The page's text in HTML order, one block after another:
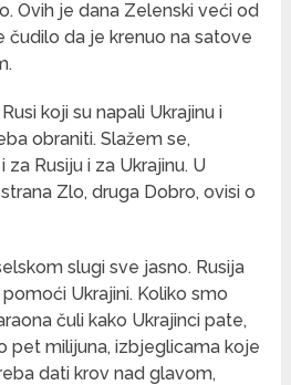
Ovih je dana Zelenski veći od
čudilo da je krenuo na satove
koji su napali Ukrajinu i
obraniti. Slažem se,
Rusiju i za Ukrajinu. U
Zlo, druga Dobro, ovisi o
slugi sve jasno. Rusija
Ukrajini. Koliko smo
čuli kako Ukrajinci pate,
pet milijuna, izbjeglicama koje
dati krov nad glavom,